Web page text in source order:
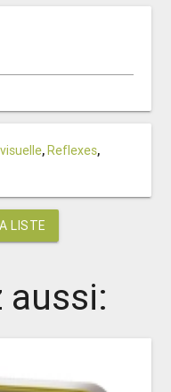
,Reflexes,
LISTE
aussi: